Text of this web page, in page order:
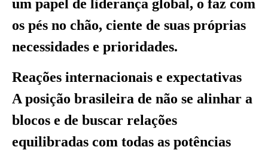
um papel de liderança global, o faz com
os pés no chão, ciente de suas próprias
necessidades e prioridades.
Reações internacionais e expectativas
A posição brasileira de não se alinhar a
blocos e de buscar relações
equilibradas com todas as potências